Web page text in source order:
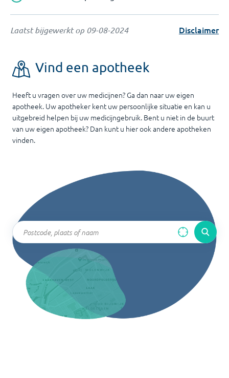
Laatst bijgewerkt op 09-08-2024 Disclaimer
Vind een apotheek
Heeft u vragen over uw medicijnen? Ga dan naar uw eigen
apotheek. Uw apotheker kent uw persoonlijke situatie en kan u
uitgebreid helpen bij uw medicijngebruik. Bent u niet in de buurt
van uw eigen apotheek? Dan kunt u hier ook andere apotheken
vinden.